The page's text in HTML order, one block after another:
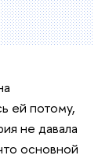
ей потому,
не давала
основной